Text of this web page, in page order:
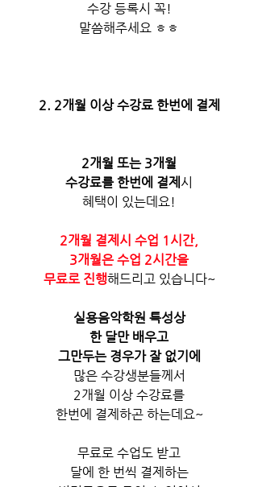
수강 등록시 꼭!
말씀해주세요 ㅎㅎ
2. 2개월 이상 수강료 한번에 결제
2개월 또는 3개월
수강료를 한번에 결제 시
혜택이 있는데요!
2개월 결제시 수업 1시간,
3개월은 수업 2시간을
무료로 진행해드리고 있습니다~
실용음악학원 특성상
한 달만 배우고
그만두는 경우가 잘 없기에
많은 수강생분들께서
2개월 이상 수강료를
한번에 결제하곤 하는데요~
무료로 수업도 받고
달에 한 번씩 결제하는